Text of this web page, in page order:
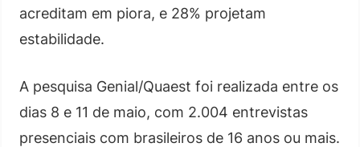
acreditam em piora, e 28% projetam
estabilidade.
A pesquisa Genial/Quaest foi realizada entre os
dias 8 e 11 de maio, com 2.004 entrevistas
presenciais com brasileiros de 16 anos ou mais.